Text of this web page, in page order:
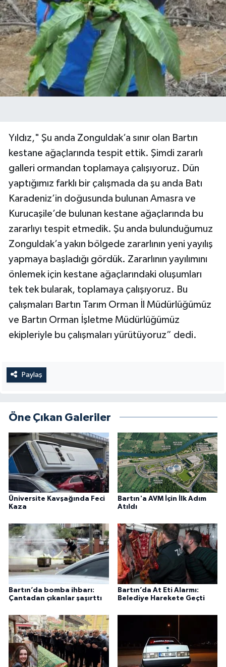
Yıldız," Şu anda Zonguldak’a sınır olan Bartın
kestane ağaçlarında tespit ettik. Şimdi zararlı
galleri ormandan toplamaya çalışıyoruz. Dün
yaptığımız farklı bir çalışmada da şu anda Batı
Karadeniz’in doğusunda bulunan Amasra ve
Kurucaşile’de bulunan kestane ağaçlarında bu
zararlıyı tespit etmedik. Şu anda bulunduğumuz
Zonguldak’a yakın bölgede zararlının yeni yayılış
yapmaya başladığı gördük. Zararlının yayılımını
önlemek için kestane ağaçlarındaki oluşumları
tek tek bularak, toplamaya çalışıyoruz. Bu
çalışmaları Bartın Tarım Orman İl Müdürlüğümüz
ve Bartın Orman İşletme Müdürlüğümüz
ekipleriyle bu çalışmaları yürütüyoruz” dedi.
Paylaş
Öne Çıkan Galeriler
Üniversite Kavşağında Feci
Kaza
Bartın'a AVM İçin İlk Adım
Atıldı
Bartın’da bomba ihbarı:
Çantadan çıkanlar şaşırttı
Bartın’da At Eti Alarmı:
Belediye Harekete Geçti